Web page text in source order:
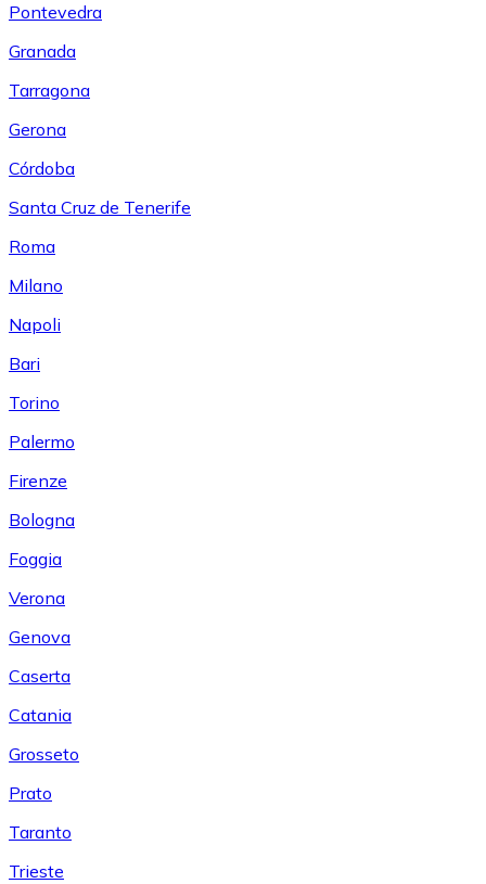
Pontevedra
Granada
Tarragona
Gerona
Córdoba
Santa Cruz de Tenerife
Roma
Milano
Napoli
Bari
Torino
Palermo
Firenze
Bologna
Foggia
Verona
Genova
Caserta
Catania
Grosseto
Prato
Taranto
Trieste